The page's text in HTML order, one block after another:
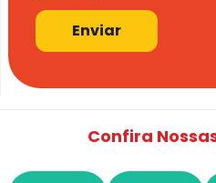
Enviar
Confira